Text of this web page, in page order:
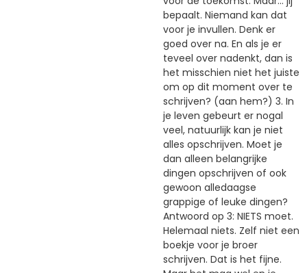
bepaalt. Niemand kan dat
voor je invullen. Denk er
goed over na. En als je er
teveel over nadenkt, dan is
het misschien niet het juiste
om op dit moment over te
schrijven? (aan hem?) 3. In
je leven gebeurt er nogal
veel, natuurlijk kan je niet
alles opschrijven. Moet je
dan alleen belangrijke
dingen opschrijven of ook
gewoon alledaagse
grappige of leuke dingen?
Antwoord op 3: NIETS moet.
Helemaal niets. Zelf niet een
boekje voor je broer
schrijven. Dat is het fijne.